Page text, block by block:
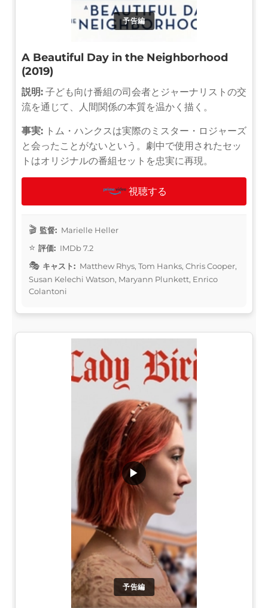
予告編
A Beautiful Day in the Neighborhood
(2019)
説明: 子ども向け番組の司会者とジャーナリストの交
流を通じて、人間関係の本質を温かく描く。
事実: トム・ハンクスは実際のミスター・ロジャーズ
と会ったことがないという。劇中で使用されたセッ
トはオリジナルの番組セットを忠実に再現。
視聴する
監督: Marielle Heller
評価: IMDb 7.2
キャスト: Matthew Rhys, Tom Hanks, Chris Cooper,
Susan Kelechi Watson, Maryann Plunkett, Enrico
Colantoni
予告編
▶